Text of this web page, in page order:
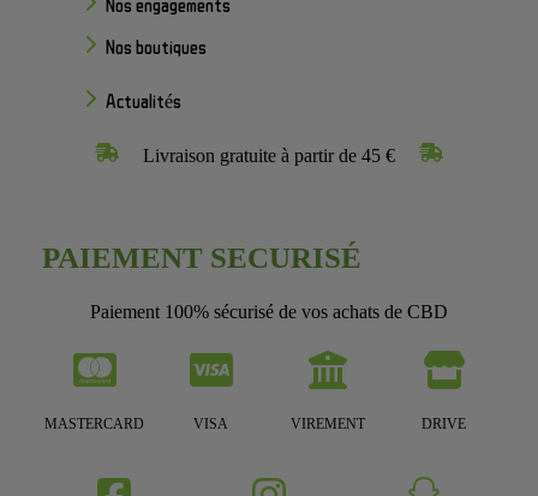
Nos engagements
Nos boutiques
Actualités
Livraison gratuite à partir de 45 €
PAIEMENT SECURISÉ
Paiement 100% sécurisé de vos achats de CBD
MASTERCARD VISA VIREMENT DRIVE